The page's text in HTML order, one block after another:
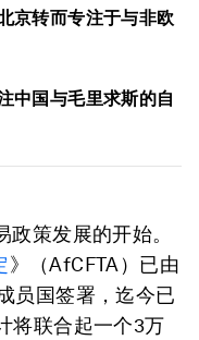
京转而专注于与非欧
中国与毛里求斯的自
策发展的开始。
》（AfCFTA）已由
员国签署，迄今已
将联合起一个3万